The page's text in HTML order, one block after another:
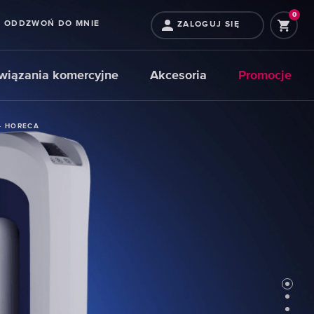
ODDZWOŃ DO MNIE ZALOGUJ SIĘ
0
komercyjne Akcesoria Promocje
HORECA
HORECA
HORECA